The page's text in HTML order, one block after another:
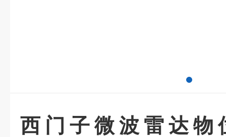
西门子微波雷达物